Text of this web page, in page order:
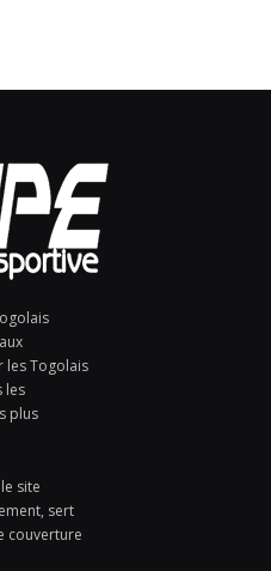
les Togolais
les
plus
site
sert
couverture